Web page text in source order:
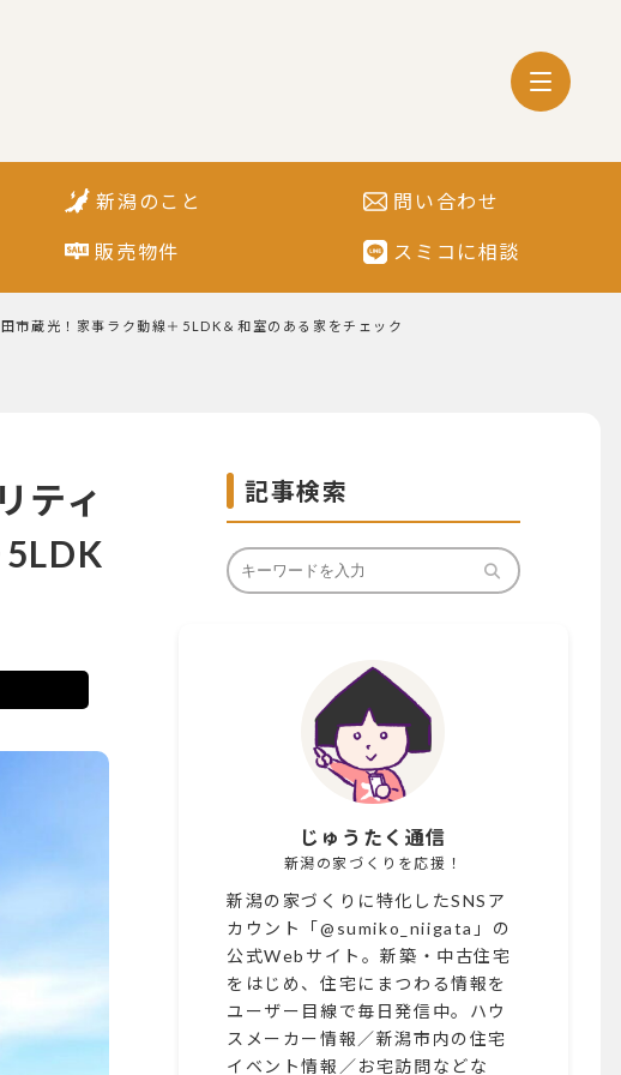
新潟のこと
販売物件
問い合わせ
スミコに相談
蔵光！家事ラク動線＋5LDK＆和室のある家をチェック
ティ
記事検索
じゅうたく通信
新潟の家づくりを応援！
新潟の家づくりに特化したSNSア
カウント「@sumiko_niigata」の
公式Webサイト。新築・中古住宅
をはじめ、住宅にまつわる情報を
ユーザー目線で毎日発信中。ハウ
スメーカー情報／新潟市内の住宅
イベント情報／お宅訪問などな